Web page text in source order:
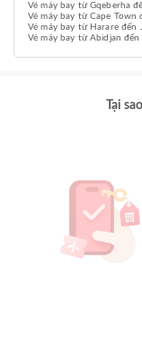
Vé máy bay từ Gqeberha
Vé máy bay từ Cape Town
Vé máy bay từ Harare đến
Vé máy bay từ Abidjan đến
Tại